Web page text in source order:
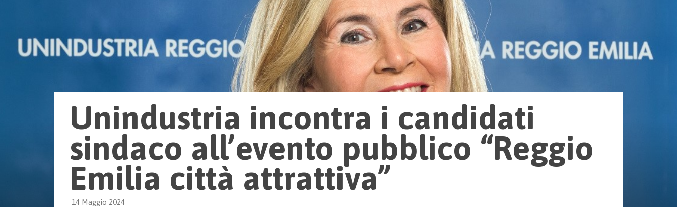
Unindustria incontra i candidati
sindaco all’evento pubblico “Reggio
Emilia città attrattiva”
14 Maggio 2024